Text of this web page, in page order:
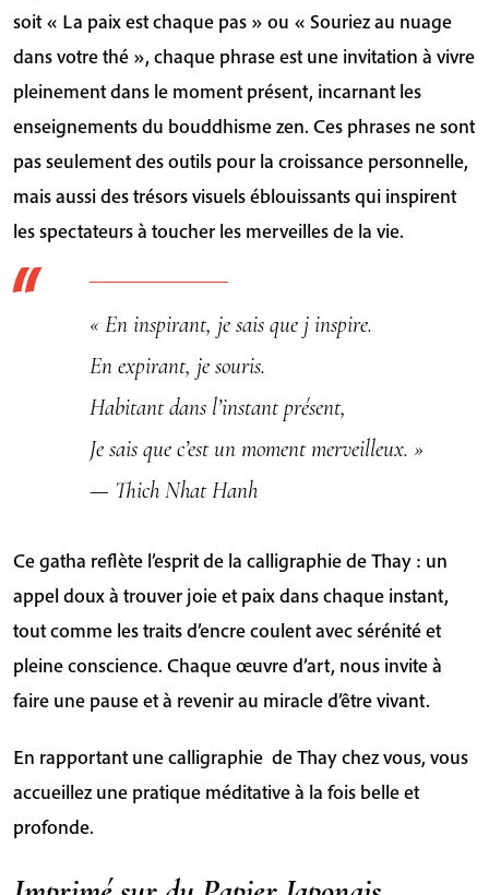
soit « La paix est chaque pas » ou « Souriez au nuage
dans votre thé », chaque phrase est une invitation à vivre
pleinement dans le moment présent, incarnant les
enseignements du bouddhisme zen. Ces phrases ne sont
pas seulement des outils pour la croissance personnelle,
mais aussi des trésors visuels éblouissants qui inspirent
les spectateurs à toucher les merveilles de la vie.
« En inspirant, je sais que j inspire.
En expirant, je souris.
Habitant dans l’instant présent,
Je sais que c’est un moment merveilleux. »
— Thich Nhat Hanh
Ce gatha reflète l’esprit de la calligraphie de Thay : un
appel doux à trouver joie et paix dans chaque instant,
tout comme les traits d’encre coulent avec sérénité et
pleine conscience. Chaque œuvre d’art, nous invite à
faire une pause et à revenir au miracle d’être vivant.
En rapportant une calligraphie de Thay chez vous, vous
accueillez une pratique méditative à la fois belle et
profonde.